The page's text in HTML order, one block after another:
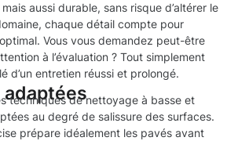
aussi durable, sans risque d’altérer le
chaque détail compte pour
Vous vous demandez peut-être
à l’évaluation ? Tout simplement
d’un entretien réussi et prolongé.
adaptées
techniques de nettoyage à basse et
au degré de salissure des surfaces.
prépare idéalement les pavés avant